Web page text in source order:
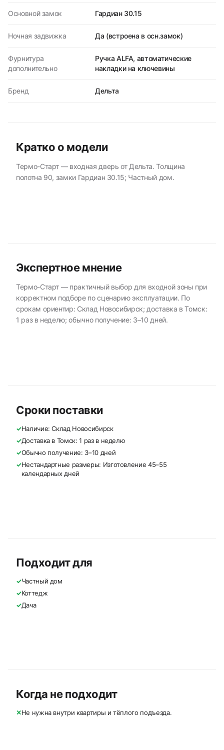
Основной замок Гардиан 30.15
Ночная задвижка Да (встроена в осн.замок)
Фурнитура
дополнительно
Ручка ALFA, автоматические
накладки на ключевины
Бренд Дельта
Кратко о модели
Термо-Старт — входная дверь от Дельта. Толщина
полотна 90, замки Гардиан 30.15; Частный дом.
Экспертное мнение
Термо-Старт — практичный выбор для входной зоны при
корректном подборе по сценарию эксплуатации. По
срокам ориентир: Склад Новосибирск; доставка в Томск:
1 раз в неделю; обычно получение: 3–10 дней.
Сроки поставки
✓Наличие: Склад Новосибирск
✓Доставка в Томск: 1 раз в неделю
✓Обычно получение: 3–10 дней
✓Нестандартные размеры: Изготовление 45–55
календарных дней
Подходит для
✓Частный дом
✓Коттедж
✓Дача
Когда не подходит
✕Не нужна внутри квартиры и тёплого подъезда.